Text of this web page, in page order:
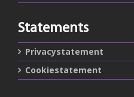
Statements
Privacystatement
Cookiestatement